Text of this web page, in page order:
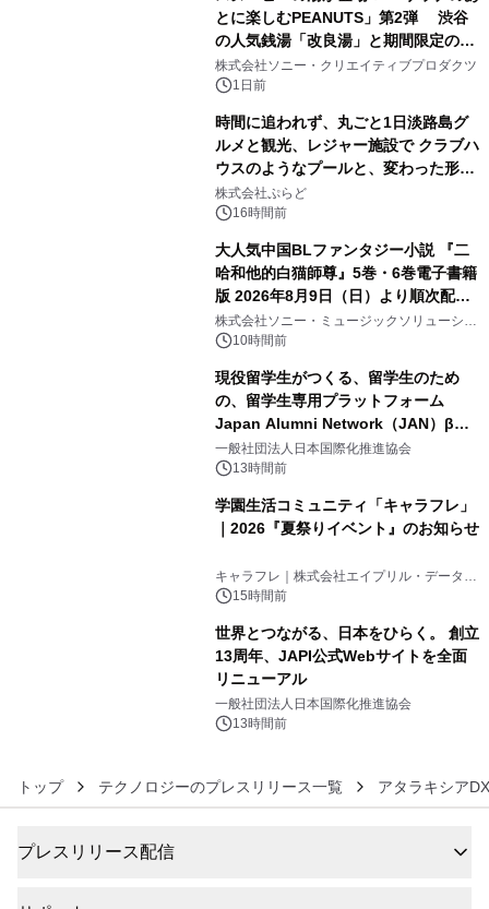
とに楽しむPEANUTS」第2弾 渋谷
の人気銭湯「改良湯」と期間限定のコ
ラボレーション サウナイキタイコラ
ボグッズも発売決定！
株式会社ソニー・クリエイティブプロダクツ
1日前
時間に追われず、丸ごと1日淡路島グ
ルメと観光、レジャー施設で クラブハ
ウスのようなプールと、変わった形の
サウナも 「THE BOXY AWAJI」のお
得な素泊まり連泊プランで
株式会社ぷらど
16時間前
大人気中国BLファンタジー小説 『二
哈和他的白猫師尊』5巻・6巻電子書籍
版 2026年8月9日（日）より順次配信
開始
株式会社ソニー・ミュージックソリューショ
ンズ10時間前
現役留学生がつくる、留学生のため
の、留学生専用プラットフォーム
Japan Alumni Network（JAN）β版
をリリース
一般社団法人日本国際化推進協会
13時間前
学園生活コミュニティ「キャラフレ」
｜2026『夏祭りイベント』のお知らせ
キャラフレ｜株式会社エイプリル・データ・
デザインズ
15時間前
世界とつながる、日本をひらく。 創立
13周年、JAPI公式Webサイトを全面
リニューアル
一般社団法人日本国際化推進協会
13時間前
トップ テクノロジーのプレスリリース一覧 アタラキシア
プレスリリース配信